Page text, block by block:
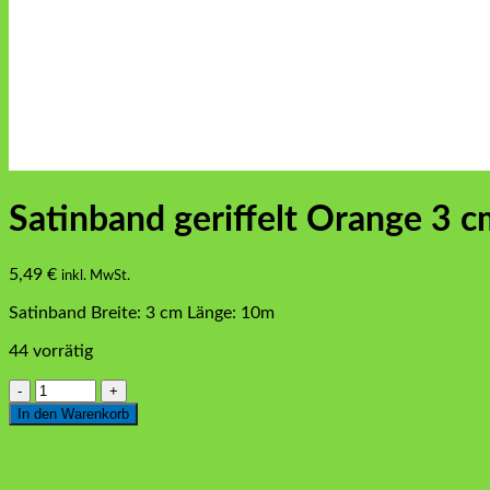
Satinband geriffelt Orange 3
5,49 € inkl. MwSt.
Satinband Breite: 3 cm Länge: 10m
44 vorrätig
Satinband
geriffelt
Orange
In den Warenkorb